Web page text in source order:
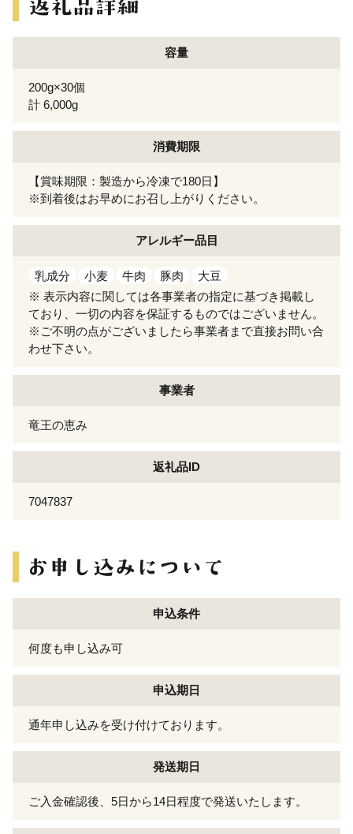
容量
200g×30個
計 6,000g
消費期限
【賞味期限：製造から冷凍で180日】
※到着後はお早めにお召し上がりください。
アレルギー品目
乳成分 小麦 牛肉 豚肉
大豆
※ 表示内容に関しては各事業者の指定に基づき掲載し
ており、一切の内容を保証するものではございません。
※ご不明の点がございましたら事業者まで直接お問い合
わせ下さい。
事業者
竜王の恵み
返礼品ID
7047837
申込条件
何度も申し込み可
申込期日
通年申し込みを受け付けております。
発送期日
ご入金確認後、5日から14日程度で発送いたします。